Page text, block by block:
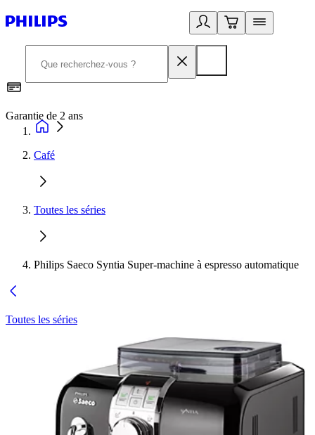
Garantie de 2 ans
Café
Toutes les séries
Philips Saeco Syntia Super-machine à espresso automatique
Toutes les séries